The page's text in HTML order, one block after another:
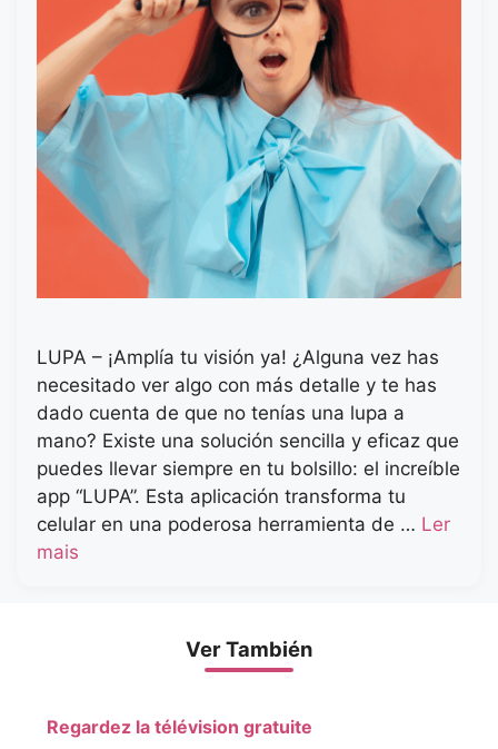
LUPA – ¡Amplía tu visión ya! ¿Alguna vez has
necesitado ver algo con más detalle y te has
dado cuenta de que no tenías una lupa a
mano? Existe una solución sencilla y eficaz que
puedes llevar siempre en tu bolsillo: el increíble
app “LUPA”. Esta aplicación transforma tu
celular en una poderosa herramienta de … Ler
mais
Ver También
Regardez la télévision gratuite